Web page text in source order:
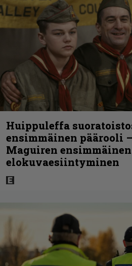
Huippuleffa
ensimmäinen päärooli
Maguiren ensimmäinen
elokuvaesiintyminen